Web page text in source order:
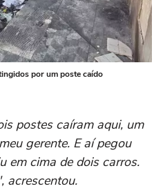
por um poste caído
postes caíram aqui, um
gerente. E aí pegou
em cima de dois carros.
acrescentou.